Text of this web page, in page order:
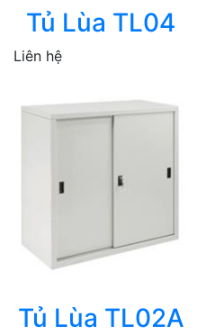
Tủ Lùa TL04
Liên hệ
Tủ Lùa TL02A